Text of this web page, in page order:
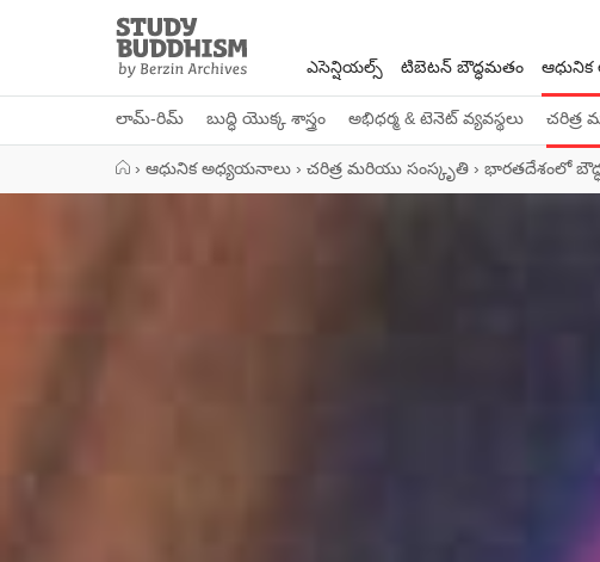
Study
Buddhism
Home
ఎసెన్షియల్స్ టిబెటన్ బౌద్ధమతం
లామ్-రిమ్ బుద్ధి యొక్క శాస్త్రం అభిధర్మ & టెనెట్ వ్యవస్థలు చరిత్ర
› ఆధునిక అధ్యయనాలు › చరిత్ర మరియు సంస్కృతి › భారతదేశంలో